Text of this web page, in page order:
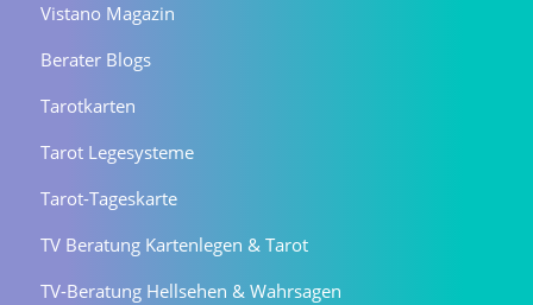
Vistano Magazin
Berater Blogs
Tarotkarten
Tarot Legesysteme
Tarot-Tageskarte
TV Beratung Kartenlegen & Tarot
TV-Beratung Hellsehen & Wahrsagen